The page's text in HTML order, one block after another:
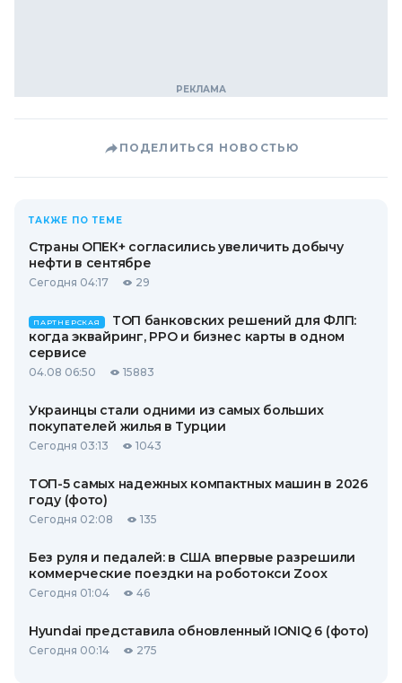
ПОДЕЛИТЬСЯ НОВОСТЬЮ
ТАКЖЕ ПО ТЕМЕ
Страны ОПЕК+ согласились увеличить добычу
нефти в сентябре
Сегодня 04:17 29
ПАРТНЕРСКАЯ
ТОП банковских решений для ФЛП:
когда эквайринг, РРО и бизнес карты в одном
сервисе
04.08 06:50 15883
Украинцы стали одними из самых больших
покупателей жилья в Турции
Сегодня 03:13 1043
ТОП-5 самых надежных компактных машин в 2026
году (фото)
Сегодня 02:08 135
Без руля и педалей: в США впервые разрешили
коммерческие поездки на роботокси Zoox
Сегодня 01:04 46
Hyundai представила обновленный IONIQ 6 (фото)
Сегодня 00:14 275